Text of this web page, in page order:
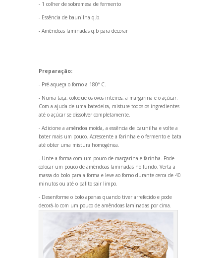
- 1 colher de sobremesa de fermento
- Essência de baunilha q.b.
- Amêndoas laminadas q.b para decorar
Preparação:
- Pré-aqueça o forno a 180º C.
- Numa taça, coloque os ovos inteiros, a margarina e o açúcar.
Com a ajuda de uma batedeira, misture todos os ingredientes
até o açúcar se dissolver completamente.
- Adicione a amêndoa moída, a essência de baunilha e volte a
bater mais um pouco. Acrescente a farinha e o fermento e bata
até obter uma mistura homogénea.
- Unte a forma com um pouco de margarina e farinha. Pode
colocar um pouco de amêndoas laminadas no fundo. Verta a
massa do bolo para a forma e leve ao forno durante cerca de 40
minutos ou até o palito sair limpo.
- Desenforme o bolo apenas quando tiver arrefecido e pode
decorá-lo com um pouco de amêndoas laminadas por cima.